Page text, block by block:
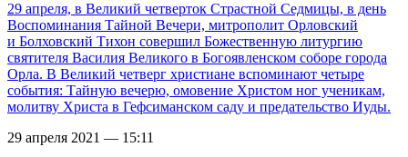
29 апреля, в Великий четверток Страстной Седмицы, в день
Воспоминания Тайной Вечери, митрополит Орловский
и Болховский Тихон совершил Божественную литургию
святителя Василия Великого в Богоявленском соборе города
Орла. В Великий четверг христиане вспоминают четыре
события: Тайную вечерю, омовение Христом ног ученикам,
молитву Христа в Гефсиманском саду и предательство Иуды.
29 апреля 2021 — 15:11